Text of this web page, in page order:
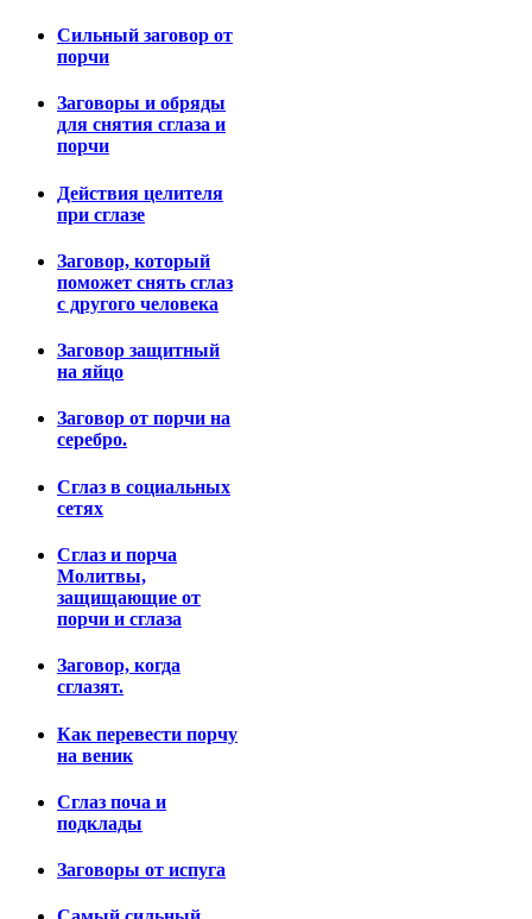
Сильный заговор от
порчи
Заговоры и обряды
для снятия сглаза и
порчи
Действия целителя
при сглазе
Заговор, который
поможет снять сглаз
с другого человека
Заговор защитный
на яйцо
Заговор от порчи на
серебро.
Сглаз в социальных
сетях
Сглаз и порча
Молитвы,
защищающие от
порчи и сглаза
Заговор, когда
сглазят.
Как перевести порчу
на веник
Сглаз поча и
подклады
Заговоры от испуга